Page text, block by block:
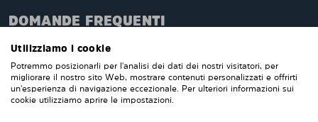
DOMANDE FREQUENTI
Quando ordini da noi i pannelli oscuranti pretagliati,
questi verranno prodotti appositamente per te e su
misura per i vetri della tua auto. Non devi tagliare o
rifinire nulla da solo. I nostri pannelli parasole
Utilizziamo i cookie
Potremmo posizionarli per l'analisi dei dati dei nostri visitatori, per
migliorare il nostro sito Web, mostrare contenuti personalizzati e offrirti
un'esperienza di navigazione eccezionale. Per ulteriori informazioni sui
cookie utilizziamo aprire le impostazioni.